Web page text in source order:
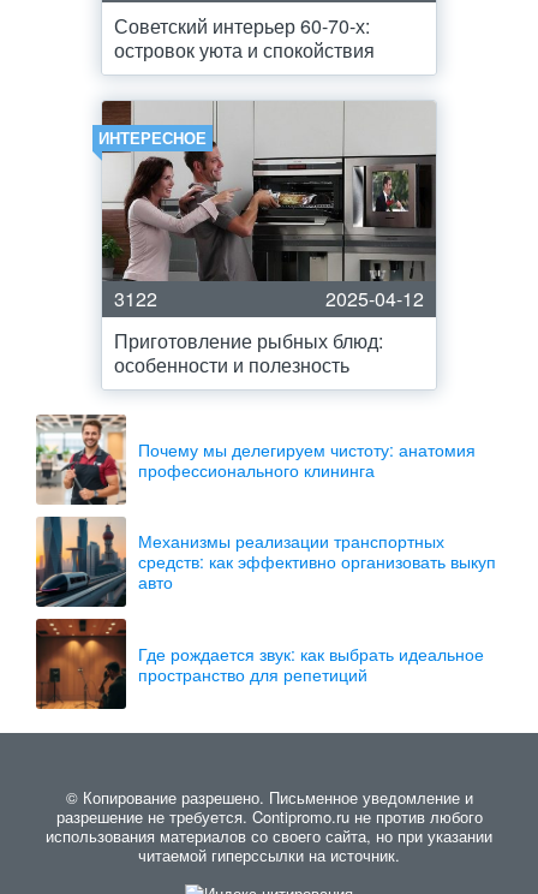
Советский интерьер 60-70-х:
островок уюта и спокойствия
ИНТЕРЕСНОЕ
3122
2025-04-12
Приготовление рыбных блюд:
особенности и полезность
Почему мы делегируем чистоту: анатомия
профессионального клининга
Механизмы реализации транспортных
средств: как эффективно организовать выкуп
авто
Где рождается звук: как выбрать идеальное
пространство для репетиций
© Копирование разрешено. Письменное уведомление и
разрешение не требуется. Contipromo.ru не против любого
использования материалов со своего сайта, но при указании
читаемой гиперссылки на источник.